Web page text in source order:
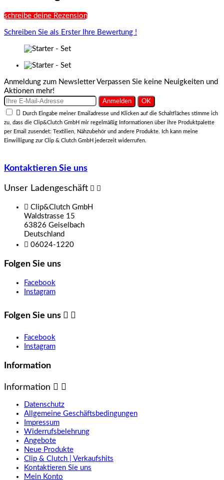
schreibe deine Rezension
Schreiben Sie als Erster Ihre Bewertung !
Anmeldung zum Newsletter Verpassen Sie keine Neuigkeiten und
Aktionen mehr!

Durch Eingabe meiner Emailadresse und Klicken auf die Schaltfläches stimme ich
zu, dass die Clip&Clutch GmbH mir regelmäßig Informationen über ihre Produktpalette
per Email zusendet: Textilien, Nähzubehör und andere Produkte. Ich kann meine
Einwilligung zur Clip & Clutch GmbH jederzeit widerrufen.
Kontaktieren Sie uns
Unser Ladengeschäft  
 Clip&Clutch GmbH
Waldstrasse 15
63826 Geiselbach
Deutschland
 06024-1220
Folgen Sie uns
Facebook
Instagram
Folgen Sie uns  
Facebook
Instagram
Information
Information  
Datenschutz
Allgemeine Geschäftsbedingungen
Impressum
Widerrufsbelehrung
Angebote
Neue Produkte
Clip & Clutch | Verkaufshits
Kontaktieren Sie uns
Mein Konto